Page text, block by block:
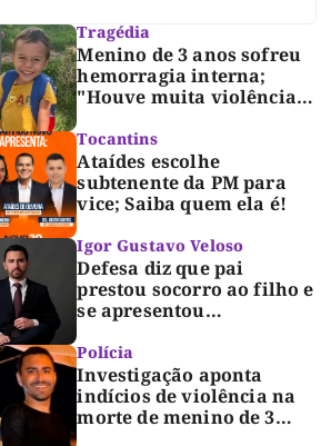
Tragédia
Menino de 3 anos sofreu
hemorragia interna;
"Houve muita violência",
Tocantins
Ataídes escolhe
subtenente da PM para
vice; Saiba quem ela é!
Igor Gustavo Veloso
Defesa diz que pai
prestou socorro ao filho e
se apresentou
polícia após morte de
criança de 3 anos
Polícia
Investigação aponta
indícios de violência na
morte de menino de 3